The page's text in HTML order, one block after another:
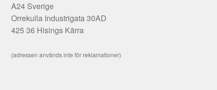
A24 Sverige
Orrekulla Industrigata 30AD
425 36 Hisings Kärra
(adressen används inte för reklamationer)